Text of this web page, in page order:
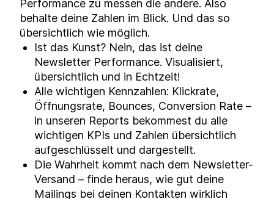
Performance zu messen die andere. Also
behalte deine Zahlen im Blick. Und das so
übersichtlich wie möglich.
Ist das Kunst? Nein, das ist deine
Newsletter Performance. Visualisiert,
übersichtlich und in Echtzeit!
Alle wichtigen Kennzahlen: Klickrate,
Öffnungsrate, Bounces, Conversion Rate –
in unseren Reports bekommest du alle
wichtigen KPIs und Zahlen übersichtlich
aufgeschlüsselt und dargestellt.
Die Wahrheit kommt nach dem Newsletter-
Versand – finde heraus, wie gut deine
Mailings bei deinen Kontakten wirklich